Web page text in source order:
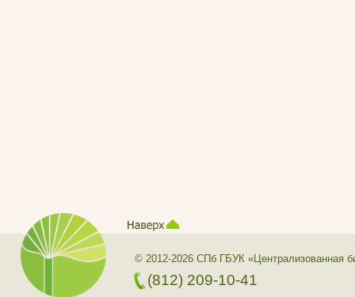
© 2012-2026 СПб ГБУК «Централизованная
(812) 209-10-41